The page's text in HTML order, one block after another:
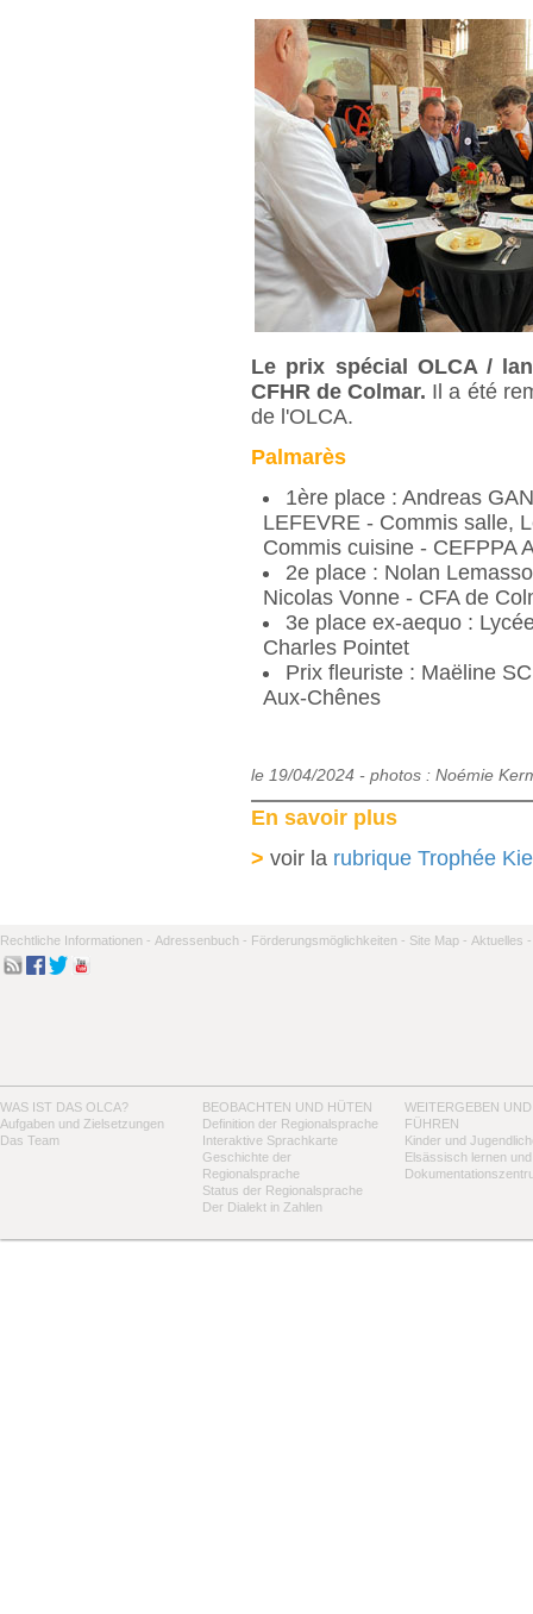
Le prix spécial OLCA /
CFHR de Colmar. Ila été
de l'OLCA.
Palmarès
1ère place : Andreas
LEFEVRE - Commis salle,
Commis cuisine - CEFPPA
2e place : Nolan
Nicolas Vonne - CFA de
3e place ex-aequo :
Charles Pointet
Prix fleuriste : Maëline
Aux-Chênes
le 19/04/2024 - photos : Noémie
En savoir plus
> voir la rubrique Trophée
Rechtliche Informationen - Adressenbuch - Förderungsmöglichkeiten - Site Map - Aktuelles -
WAS IST DAS OLCA?
Aufgaben und Zielsetzungen
Das Team
BEOBACHTEN UND HÜTEN
Definition der Regionalsprache
Interaktive Sprachkarte
Geschichte der
Regionalsprache
Status der Regionalsprache
Der Dialekt in Zahlen
WEITERGEBEN UND
FÜHREN
Kinder und
Elsässisch lernen